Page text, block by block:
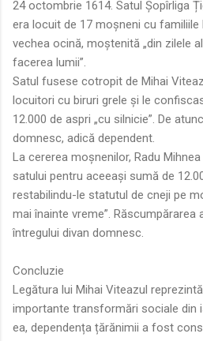
24 octombrie 1614. Satul Șopîrliga
era locuit de 17 moșneni cu familiile
vechea ocină, moștenită „din zilele
facerea lumii”.
Satul fusese cotropit de Mihai
locuitori cu biruri grele și le
12.000 de aspri „cu silnicie”. De
domnesc, adică dependent.
La cererea moșnenilor, Radu
satului pentru aceeași sumă de
restabilindu-le statutul de cneji pe
mai înainte vreme”.
întregului divan domnesc.
Concluzie
Legătura lui Mihai Viteazul
importante transformări sociale din
ea, dependența țărănimii a fost